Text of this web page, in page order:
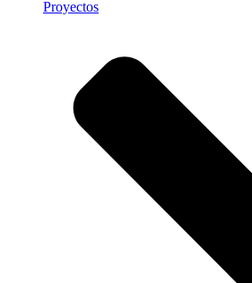
Proyectos